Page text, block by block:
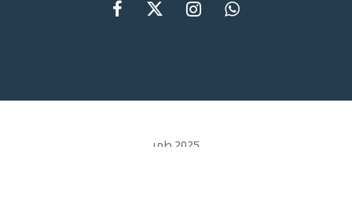
2025 طهر